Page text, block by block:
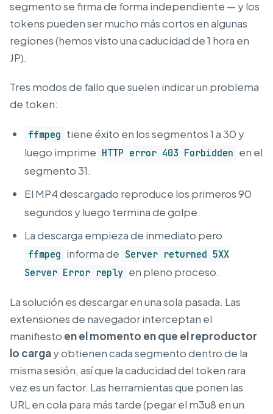
segmento se firma de forma independiente — y los
tokens pueden ser mucho más cortos en algunas
regiones (hemos visto una caducidad de 1 hora en
JP).
Tres modos de fallo que suelen indicar un problema
de token:
ffmpeg tiene éxito en los segmentos 1 a 30 y
luego imprime HTTP error 403 Forbidden en el
segmento 31.
El MP4 descargado reproduce los primeros 90
segundos y luego termina de golpe.
La descarga empieza de inmediato pero
ffmpeg informa de Server returned 5XX
Server Error reply en pleno proceso.
La solución es descargar en una sola pasada. Las
extensiones de navegador interceptan el
manifiesto en el momento en que el reproductor
lo cargay obtienen cada segmento dentro de la
misma sesión, así que la caducidad del token rara
vez es un factor. Las herramientas que ponen las
URL en cola para más tarde (pegar el m3u8 en un